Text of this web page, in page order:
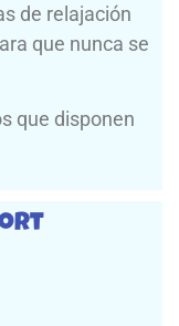
de relajación
que nunca se
que disponen